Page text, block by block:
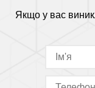
Якщо у вас